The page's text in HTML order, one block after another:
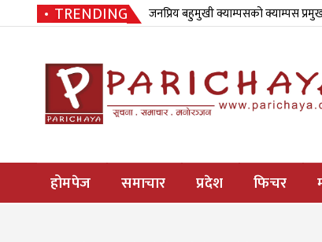
TRENDING जनप्रिय बहुमुखी क्याम्पसको क्याम्पस
होमपेज समाचार प्रदेश फिचर